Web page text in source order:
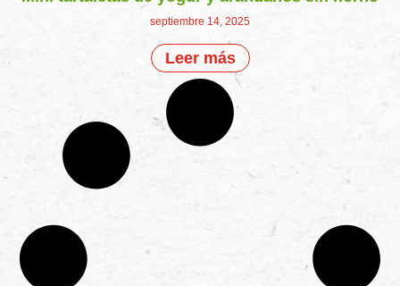
septiembre 14, 2025
Leer más